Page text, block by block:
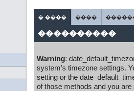
� ���� ����
����������
Warning:
system's timezone settings.
setting or the
of those methods and you